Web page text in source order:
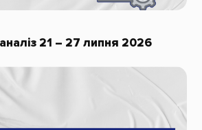
21 – 27 липня 2026